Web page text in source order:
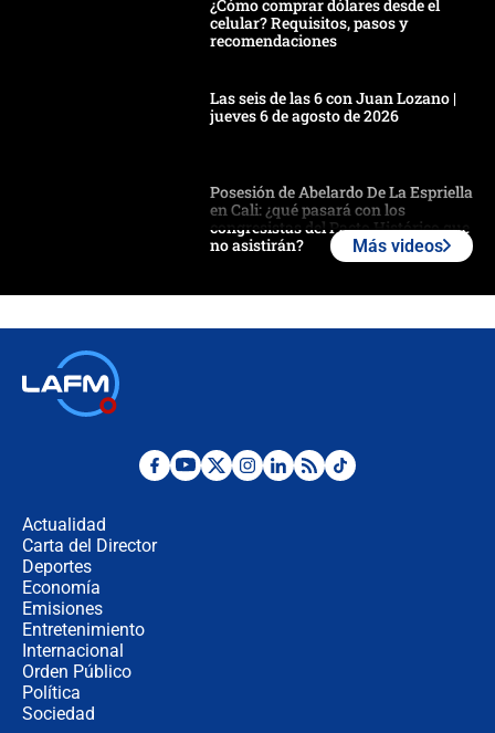
¿Cómo comprar dólares desde el
celular? Requisitos, pasos y
recomendaciones
Las seis de las 6 con Juan Lozano |
jueves 6 de agosto de 2026
Posesión de Abelardo De La Espriella
en Cali: ¿qué pasará con los
congresistas del Pacto Histórico que
no asistirán?
¿Por qué De la Espriella gobernará
Más videos
Actualidad
Carta del Director
Deportes
Economía
Emisiones
Entretenimiento
Internacional
Orden Público
Política
Sociedad